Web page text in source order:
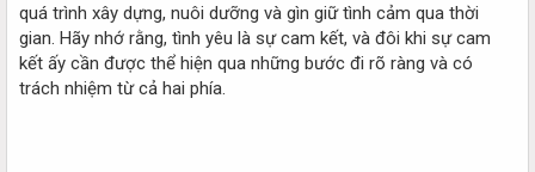
quá trình xây dựng, nuôi dưỡng và gìn giữ tình cảm qua thời
gian. Hãy nhớ rằng, tình yêu là sự cam kết, và đôi khi sự cam
kết ấy cần được thể hiện qua những bước đi rõ ràng và có
trách nhiệm từ cả hai phía.